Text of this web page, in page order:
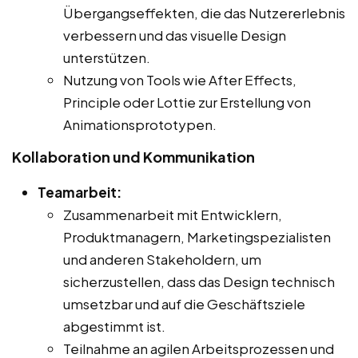
Übergangseffekten, die das Nutzererlebnis
verbessern und das visuelle Design
unterstützen.
Nutzung von Tools wie After Effects,
Principle oder Lottie zur Erstellung von
Animationsprototypen.
Kollaboration und Kommunikation
Teamarbeit:
Zusammenarbeit mit Entwicklern,
Produktmanagern, Marketingspezialisten
und anderen Stakeholdern, um
sicherzustellen, dass das Design technisch
umsetzbar und auf die Geschäftsziele
abgestimmt ist.
Teilnahme an agilen Arbeitsprozessen und